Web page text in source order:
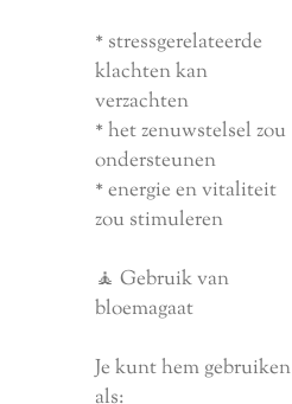
* stressgerelateerde
klachten kan
verzachten
* het zenuwstelsel zou
ondersteunen
* energie en vitaliteit
zou stimuleren
🧘 Gebruik van
bloemagaat
Je kunt hem gebruiken